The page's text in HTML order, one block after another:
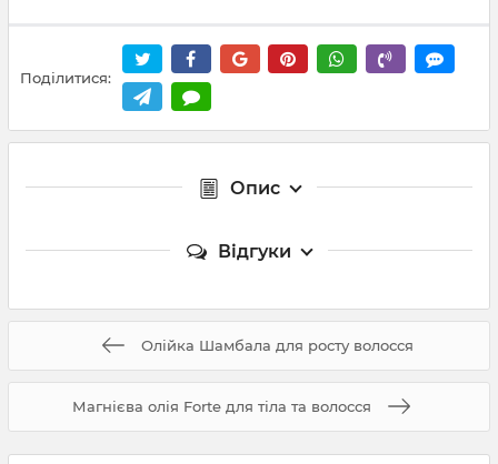
Поділитися:
Опис
Відгуки
Олійка Шамбала для росту волосся
Магнієва олія Forte для тіла та волосся